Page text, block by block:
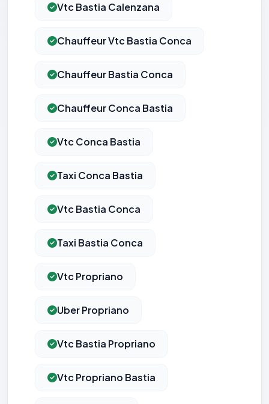
Vtc Bastia Calenzana
Chauffeur Vtc Bastia Conca
Chauffeur Bastia Conca
Chauffeur Conca Bastia
Vtc Conca Bastia
Taxi Conca Bastia
Vtc Bastia Conca
Taxi Bastia Conca
Vtc Propriano
Uber Propriano
Vtc Bastia Propriano
Vtc Propriano Bastia